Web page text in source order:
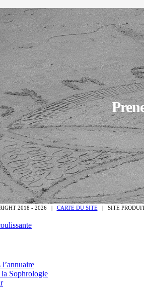
2018 - 2026 | CARTE DU SITE| SITE PRODUIT
la Sophrologie